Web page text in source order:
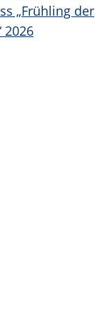
„Frühling der
2026